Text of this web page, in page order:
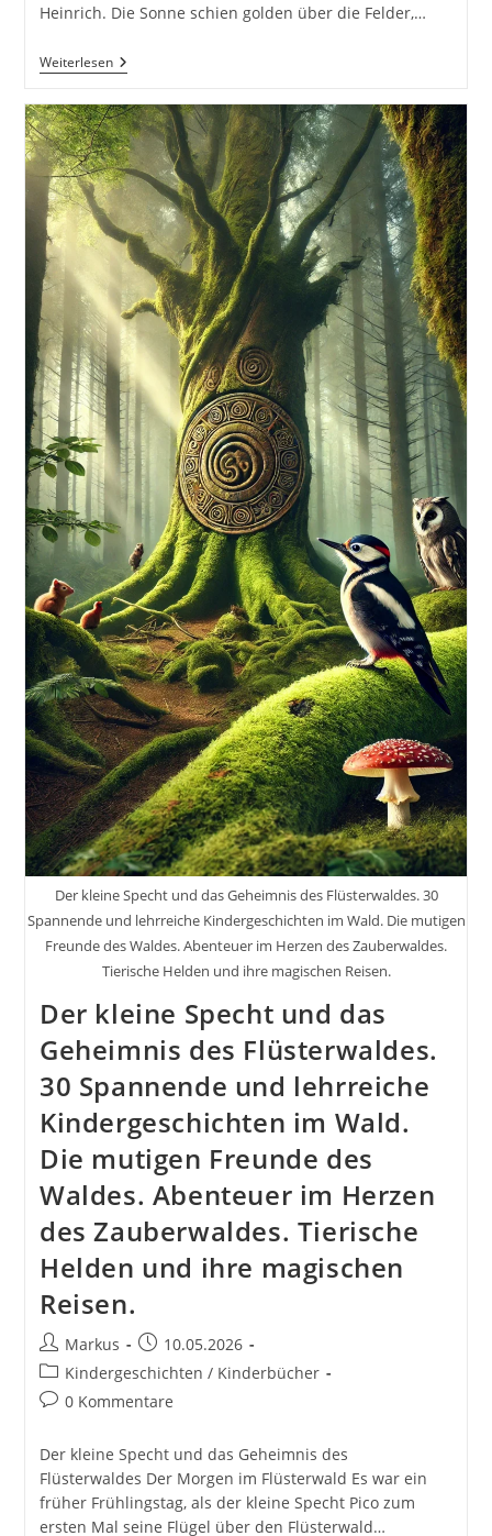
Heinrich. Die Sonne schien golden über die Felder,…
WeiterlesenDer
Pfau
Das
Große
Bauernhof-
Abenteuer.
20
Spannende
Und
Lehrreiche
Kindergeschichten
Am
Bauernhof
Kinderbuch
Der kleine Specht und das Geheimnis des Flüsterwaldes. 30
Spannende und lehrreiche Kindergeschichten im Wald. Die mutigen
Freunde des Waldes. Abenteuer im Herzen des Zauberwaldes.
Tierische Helden und ihre magischen Reisen.
Der kleine Specht und das
Geheimnis des Flüsterwaldes.
30 Spannende und lehrreiche
Kindergeschichten im Wald.
Die mutigen Freunde des
Waldes. Abenteuer im Herzen
des Zauberwaldes. Tierische
Helden und ihre magischen
Reisen.
Beitrags-
Autor:
Markus
Beitrag
veröffentlicht:
10.05.2026
Beitrags-
Kategorie:
Kindergeschichten / Kinderbücher
Beitrags-
0 Kommentare
Der kleine Specht und das Geheimnis des
Flüsterwaldes Der Morgen im Flüsterwald Es war ein
früher Frühlingstag, als der kleine Specht Pico zum
ersten Mal seine Flügel über den Flüsterwald…